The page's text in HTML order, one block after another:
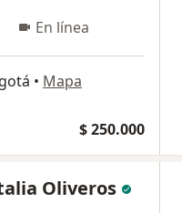
En línea
• Mapa
$ 250.000
Oliveros